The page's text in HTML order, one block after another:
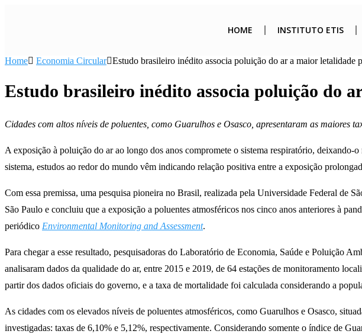
HOME INSTITUTO ETIS
Home Economia Circular Estudo brasileiro inédito associa poluição do ar a maior letalidade
Estudo brasileiro inédito associa poluição do
Cidades com altos níveis de poluentes, como Guarulhos e Osasco, apresentaram as maiores
A exposição à poluição do ar ao longo dos anos compromete o sistema respiratório,
sistema, estudos ao redor do mundo vêm indicando relação positiva entre a exposição
Com essa premissa, uma pesquisa pioneira no Brasil, realizada pela Universidade Federal de
São Paulo e concluiu que a exposição a poluentes atmosféricos nos cinco anos anteriores à
periódico Environmental Monitoring and Assessment.
Para chegar a esse resultado, pesquisadoras do Laboratório de Economia, Saúde e Poluição
analisaram dados da qualidade do ar, entre 2015 e 2019, de 64 estações de monitoramento
partir dos dados oficiais do governo, e a taxa de mortalidade foi calculada considerando a
As cidades com os elevados níveis de poluentes atmosféricos, como Guarulhos e Osasco,
investigadas: taxas de 6,10% e 5,12%, respectivamente. Considerando somente o índice de